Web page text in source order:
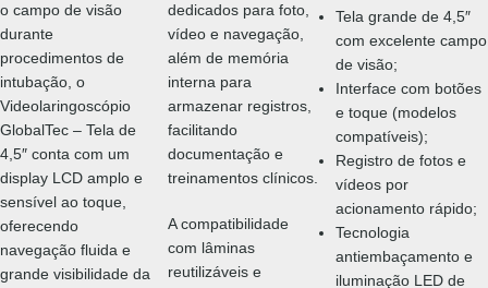
o campo de visão
durante
procedimentos de
intubação, o
Videolaringoscópio
GlobalTec – Tela de
4,5″ conta com um
display LCD amplo e
sensível ao toque,
oferecendo
navegação fluida e
grande visibilidade da
dedicados para foto,
vídeo e navegação,
além de memória
interna para
armazenar registros,
facilitando
documentação e
treinamentos clínicos.
A compatibilidade
com lâminas
reutilizáveis e
Tela grande de 4,5″
com excelente campo
de visão;
Interface com botões
e toque (modelos
compatíveis);
Registro de fotos e
vídeos por
acionamento rápido;
Tecnologia
antiembaçamento e
iluminação LED de